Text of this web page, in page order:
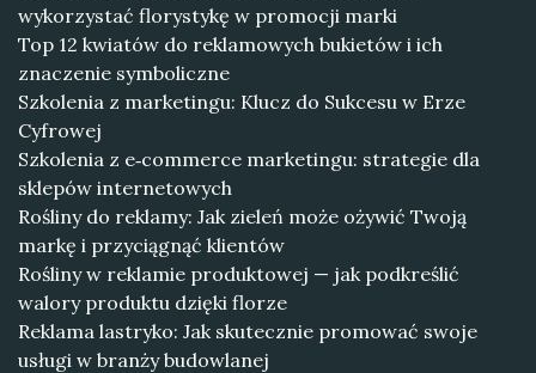
wykorzystać florystykę w promocji marki
Top 12 kwiatów do reklamowych bukietów i ich
znaczenie symboliczne
Szkolenia z marketingu: Klucz do Sukcesu w Erze
Cyfrowej
Szkolenia z e‑commerce marketingu: strategie dla
sklepów internetowych
Rośliny do reklamy: Jak zieleń może ożywić Twoją
markę i przyciągnąć klientów
Rośliny w reklamie produktowej — jak podkreślić
walory produktu dzięki florze
Reklama lastryko: Jak skutecznie promować swoje
usługi w branży budowlanej